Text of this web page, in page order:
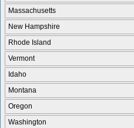
Massachusetts
New Hampshire
Rhode Island
Vermont
Idaho
Montana
Oregon
Washington